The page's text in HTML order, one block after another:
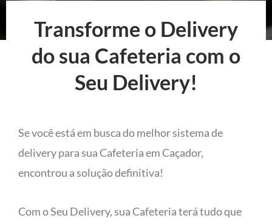
Transforme o Delivery
do sua Cafeteria com o
Seu Delivery!
Se você está em busca do melhor sistema de
delivery para sua Cafeteria em Caçador,
encontrou a solução definitiva!
Com o Seu Delivery, sua Cafeteria terá tudo que